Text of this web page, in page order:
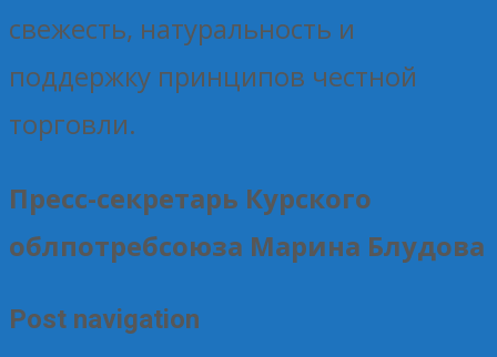
свежесть, натуральность и
поддержку принципов честной
торговли.
Пресс-секретарь Курского
облпотребсоюза Марина Блудова
Post navigation